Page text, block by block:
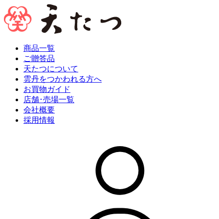
商品一覧
ご贈答品
天たつについて
雲丹をつかわれる方へ
お買物ガイド
店舗･売場一覧
会社概要
採用情報